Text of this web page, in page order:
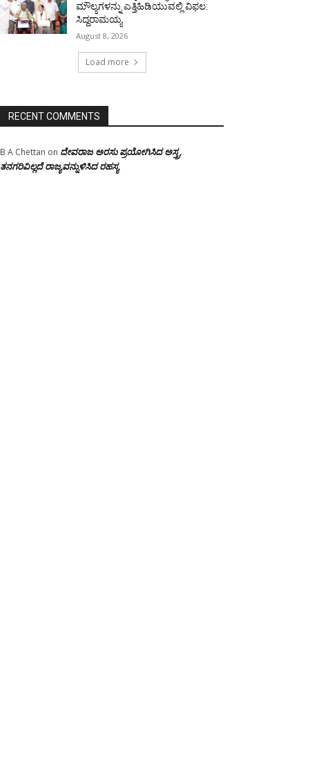
ಮೌಲ್ಯಗಳನ್ನು ಎತ್ತಿಹಿಡಿಯುವಲ್ಲಿ ವಿಫಲ:
ಸಿದ್ದರಾಮಯ್ಯ
August 8, 2026
Load more
RECENT COMMENTS
B A Chettan on ದೇವರಾಜ ಅರಸು ಪ್ರಯೋಗಿಸಿದ ಅಸ್ತ್ರ,
ತನಗರಿವಿಲ್ಲದೆ ರಾಜ್ಯವನ್ನುಳಿಸಿದ ರಹಸ್ಯ